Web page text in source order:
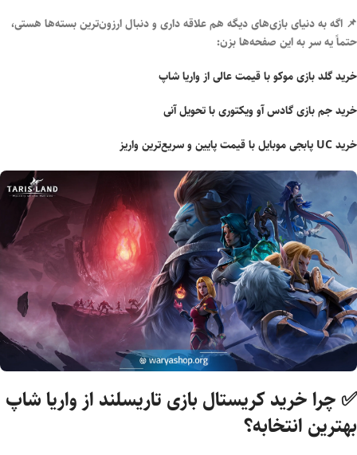
📌 اگه به دنیای بازی‌های دیگه هم علاقه داری و دنبال ارزون‌ترین بسته‌ها هستی،
حتماً یه سر به این صفحه‌ها بزن:
خرید گلد بازی موکو با قیمت عالی از واریا شاپ
خرید جم بازی گادس آو ویکتوری با تحویل آنی
خرید UC پابجی موبایل با قیمت پایین و سریع‌ترین واریز
✅ چرا خرید کریستال بازی تاریسلند از واریا شاپ
بهترین انتخابه؟